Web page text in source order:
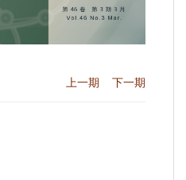
上一期 下一期